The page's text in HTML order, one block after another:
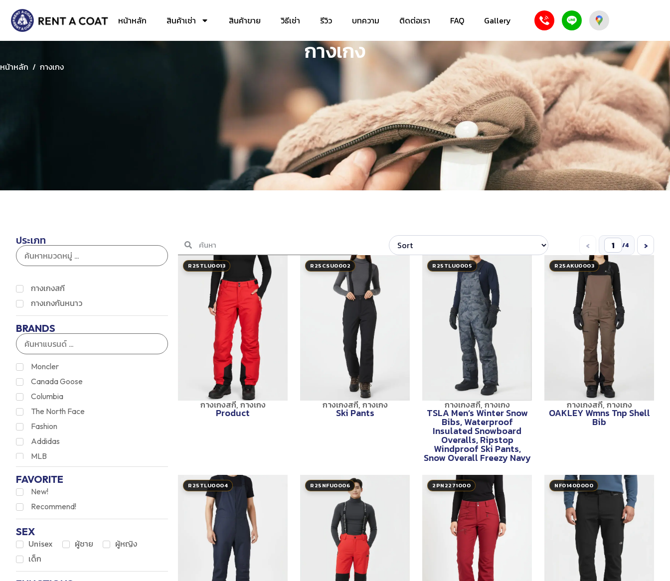
หน้าหลัก สินค้าเช่า สินค้าขาย วิธีเช่า รีวิว บทความ ติดต่อเรา FAQ Gallery
กางเกง
หน้าหลัก / กางเกง
ประเภท
กางเกงสกี
กางเกงกันหนาว
BRANDS
Moncler
Canada Goose
Columbia
The North Face
Fashion
Addidas
MLB
Moonboot
Superdry
Oakley
SAGA Fox
FAVORITE
New!
Recommend!
SEX
Unisex ผู้ชาย
ผู้หญิง
เด็ก
‹ /4 ›
R25TLU0013
กางเกงสกี,กางเกง
Product
R25CSU0002
กางเกงสกี,กางเกง
Ski Pants
R25TLU0005
กางเกงสกี,กางเกง
TSLA Men’s Winter Snow
Bibs, Waterproof
Insulated Snowboard
Overalls, Ripstop
Windproof Ski Pants,
Snow Overall Freezy Navy
R25AKU0003
กางเกงสกี,กางเกง
OAKLEY Wmns Tnp Shell
Bib
R25TLU0004 R25NFU0006 2PN2271000 NF01400000